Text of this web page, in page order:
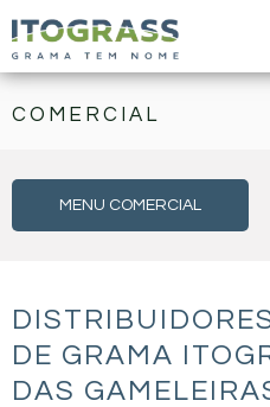
COMERCIAL
MENU COMERCIAL
DE GRAMA
DAS